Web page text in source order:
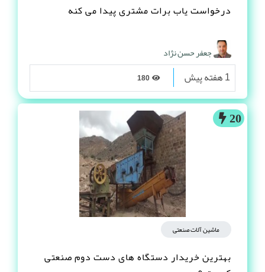
درخواست یاب برات مشتری پیدا می کنه
جعفر حسن نژاد
1 هفته پیش
20
ماشین آلات صنعتی
بهترین خریدار دستگاه های دست دوم صنعتی